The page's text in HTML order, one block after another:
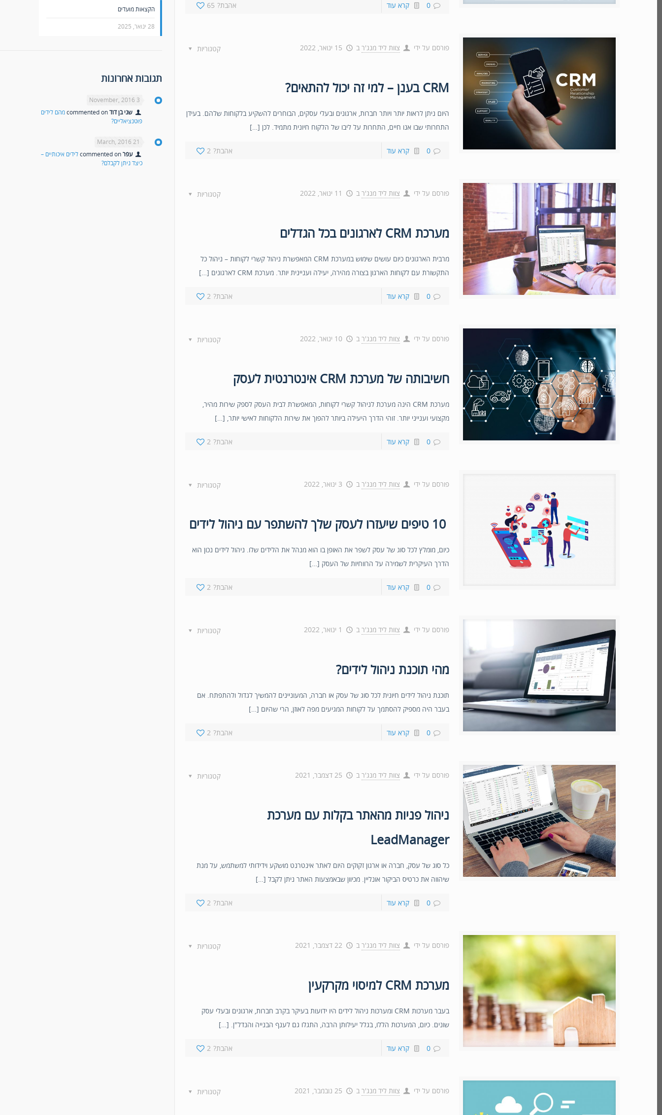
אהבת? 65 0 קרא עוד
פורסם על ידי צוות ליד מנג'ר ב 15 ינואר, 2022 קטגוריות
CRM בענן – למי זה יכול להתאים?
היום ניתן לראות יותר ויותר חברות, ארגונים ובעלי עסקים, הבוחרים להשקיע בלקוחות שלהם. בעידן
התחרותי שבו אנו חיים, התחרות על ליבו של הלקוח חיונית מתמיד. לכן […]
אהבת? 2 0 קרא עוד
פורסם על ידי צוות ליד מנג'ר ב 11 ינואר, 2022 קטגוריות
מערכת CRM לארגונים בכל הגדלים
מרבית הארגונים כיום עושים שימוש במערכת CRM המאפשרת ניהול קשרי לקוחות – ניהול כל
התקשורת עם לקוחות הארגון בצורה מהירה, יעילה ועניינית יותר. מערכת CRM לארגונים […]
אהבת? 2 0 קרא עוד
פורסם על ידי צוות ליד מנג'ר ב 10 ינואר, 2022 קטגוריות
חשיבותה של מערכת CRM אינטרנטית לעסק
מערכת CRM הינה מערכת לניהול קשרי לקוחות, המאפשרת לבית העסק לספק שירות מהיר,
מקצועי וענייני יותר. זוהי הדרך היעילה ביותר להפוך את שירות הלקוחות לאישי יותר, […]
אהבת? 2 0 קרא עוד
פורסם על ידי צוות ליד מנג'ר ב 3 ינואר, 2022 קטגוריות
10 טיפים שיעזרו לעסק שלך להשתפר עם ניהול לידים
כיום, מומלץ לכל סוג של עסק לשפר את האופן בו הוא מנהל את הלידים שלו. ניהול לידים נכון הוא
הדרך העיקרית לשמירה על הרווחיות של העסק […]
אהבת? 2 0 קרא עוד
פורסם על ידי צוות ליד מנג'ר ב 1 ינואר, 2022 קטגוריות
מהי תוכנת ניהול לידים?
תוכנת ניהול לידים חיונית לכל סוג של עסק או חברה, המעוניינים להמשיך לגדול ולהתפתח. אם
בעבר היה מספיק להסתמך על לקוחות המגיעים מפה לאוזן, הרי שהיום […]
אהבת? 2 0 קרא עוד
פורסם על ידי צוות ליד מנג'ר ב 25 דצמבר, 2021 קטגוריות
ניהול פניות מהאתר בקלות עם מערכת
LeadManager
כל סוג של עסק, חברה או ארגון זקוקים היום לאתר אינטרנט מושקע וידידותי למשתמש, על מנת
שיהווה את כרטיס הביקור אונליין. מכיוון שבאמצעות האתר ניתן לקבל […]
אהבת? 2 0 קרא עוד
פורסם על ידי צוות ליד מנג'ר ב 22 דצמבר, 2021 קטגוריות
מערכת CRM למיסוי מקרקעין
בעבר מערכות CRM ומערכות ניהול לידים היו ידועות בעיקר בקרב חברות, ארגונים ובעלי עסק
שונים. כיום, המערכות הללו, בגלל יעילותן הרבה, התגלו גם לענף הבנייה והנדל"ן. […]
אהבת? 2 0 קרא עוד
פורסם על ידי צוות ליד מנג'ר ב 25 נובמבר, 2021 קטגוריות
הקצאות מועדים
28 ינואר, 2025
תגובות אחרונות
3 November, 2016
שני בן דודcommented on
מהם לידים
פוטנציאליים?
21 March, 2016
עפרcommented on
לידים איכותיים –
כיצד ניתן לקבלם?